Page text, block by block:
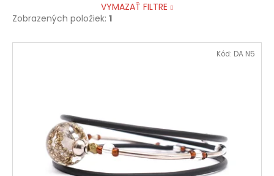
VYMAZAŤ FILTRE
Zobrazených položiek: 1
V Kód: DA N5